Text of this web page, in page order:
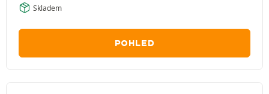
Skladem
POHLED